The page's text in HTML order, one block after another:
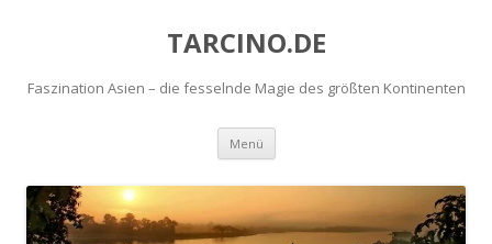
TARCINO.DE
Faszination Asien – die fesselnde Magie des größten Kontinenten
Menü Zum
springen